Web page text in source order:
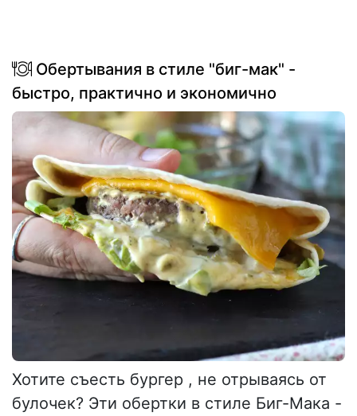
Обертывания в стиле "биг-мак" -
быстро, практично и экономично
Хотите съесть бургер , не отрываясь от
булочек? Эти обертки в стиле Биг-Мака -